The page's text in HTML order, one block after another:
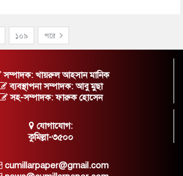
১০৯ পরে
সম্পাদক: খায়রুল আহসান মানিক
ব্যবস্থাপনা সম্পাদক: আবু মুছা
সহ-সম্পাদক: ফারুক হোসেন
যোগাযোগ:
কুমিল্লা-৩৫০০
cumillarpaper@gmail.com